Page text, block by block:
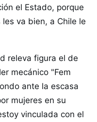
el Estado, porque
va bien, a Chile le
releva figura el de
mecánico "Fem
ante la escasa
mujeres en su
vinculada con el